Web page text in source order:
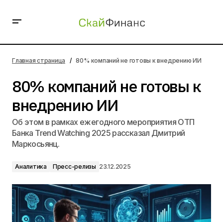
Главная страница 80% компаний не готовы к внедрению ИИ
80% компаний не готовы к
внедрению ИИ
Об этом в рамках ежегодного мероприятия ОТП
Банка Trend Watching 2025 рассказал Дмитрий
Маркосьянц.
Аналитика Пресс-релизы 23.12.2025